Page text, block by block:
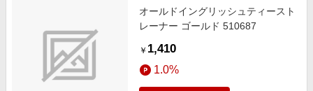
オールドイングリッシュティースト
レーナー ゴールド 510687
￥ 1,410
1.0%